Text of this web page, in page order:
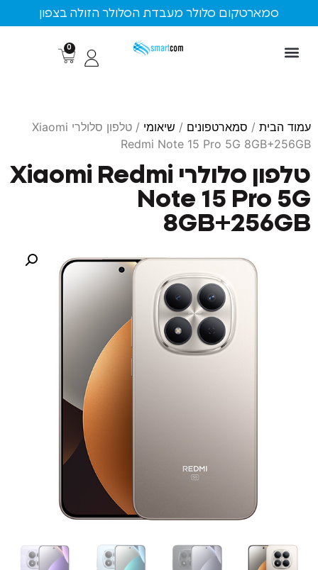
סלולר מעבדת הסלולר הזולה בצפון
/סמארטפונים/שיאומי
/ טלפון סלולרי Xiaomi
Redmi Note 15 Pro 5G
טלפון סלולרי Xiaomi Redmi
Note 15